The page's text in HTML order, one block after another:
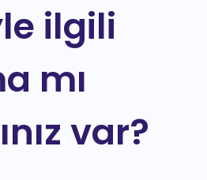
ilgili
mı
var?